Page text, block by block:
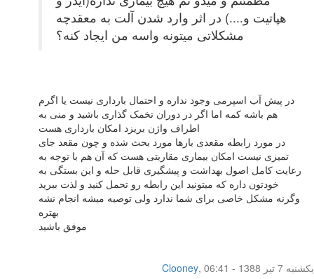
هپاتیت و....) در اثر وارد شدن آلت به معقدچه
مشکلاتی میتونه واسه من ایجاد کنه؟
در پیش آب اسپرمی وجود نداره و احتمال بارداری نیست یا اگرم
هم باشه کمه اما اگر در دوران تخمک گذاری باشید و منی به
اطراف واژن بریزد امکان بارداری هست
در مورد رابطه مقعدی بارها مورد بحث شده و چون مقعد جای
تمیزی نیست امکان بیماری مقاربتی هست که آن هم با توجه به
رعایت کامل اصول بهداشت و پیشگیری قابل حله و این بستگی به
خودتون داره که میتونید این رابطه رو تحمل کنید و لذت ببرید
وگرنه مشکل خاصی برای شما ندارد ولی توصیه میشه انجام نشه
بهتره
موفق باشید
Clooney,
یکشنبه 7 تیر 1388 - 06:41